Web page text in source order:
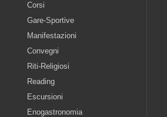
Corsi
Gare-Sportive
Manifestazioni
Convegni
Riti-Religiosi
Reading
Escursioni
Enogastronomia